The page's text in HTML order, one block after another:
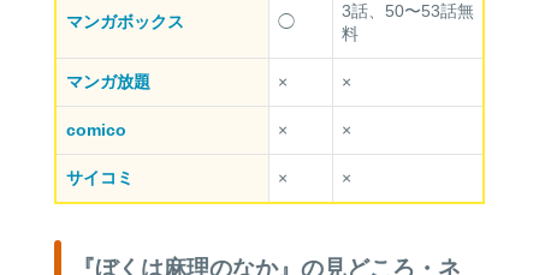
マンガボックス ◯
3話、50〜53話無
料
マンガ放題 × ×
comico × ×
サイコミ × ×
『ぼくは麻理のなか』の見どころ・ネ